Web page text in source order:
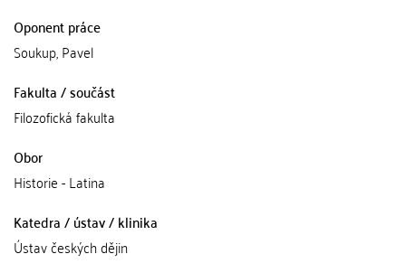
Oponent práce
Soukup, Pavel
Fakulta / součást
Filozofická fakulta
Obor
Historie - Latina
Katedra / ústav / klinika
Ústav českých dějin